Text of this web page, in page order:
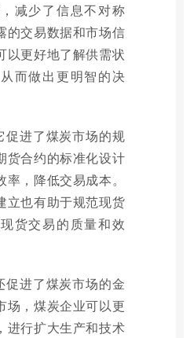
减少了信息不对称
的交易数据和市场信
以更好地了解供需状
而做出更明智的决
促进了煤炭市场的规
货合约的标准化设计
，降低交易成本。
立也有助于规范现货
货交易的质量和效
促进了煤炭市场的金
场，煤炭企业可以更
进行扩大生产和技术